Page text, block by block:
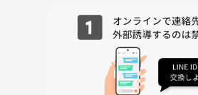
合間に外の喫煙所でお願いします。
🌺 飲食物の持ち込み可能・お茶の用意はあり
🥀 遅刻参加も可能です。
早退の場合は受付時に帰る時間をお伝えく